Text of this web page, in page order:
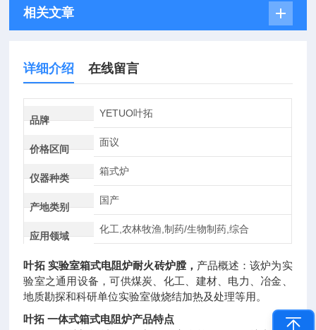
相关文章
详细介绍 在线留言
品牌
YETUO叶拓
价格区间
面议
仪器种类
箱式炉
产地类别
国产
应用领域
化工,农林牧渔,制药/生物制药,综合
叶拓 实验室箱式电阻炉耐火砖炉膛， 产品概述：该炉为实
验室之通用设备，可供煤炭、化工、建材、电力、冶金、
地质勘探和科研单位实验室做烧结加热及处理等用。
叶拓 一体式箱式电阻炉产品特点